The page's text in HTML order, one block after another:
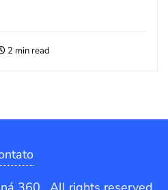
2 min read